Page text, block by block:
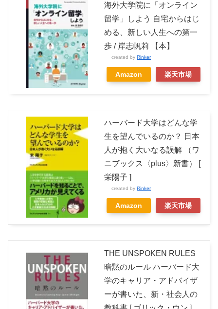
海外大学院に「オンライン
留学」しよう 自宅からはじ
める、新しい人生への第一
歩 / 岸志帆莉 【本】
created by Rinker
Amazon 楽天市場
ハーバード大学はどんな学
生を望んでいるのか？ 日本
人が抱く大いなる誤解 （ワ
ニブックス〈plus〉新書） [
栄陽子 ]
created by Rinker
Amazon 楽天市場
THE UNSPOKEN RULES
暗黙のルール ハーバード大
学のキャリア・アドバイザ
ーが書いた、新・社会人の